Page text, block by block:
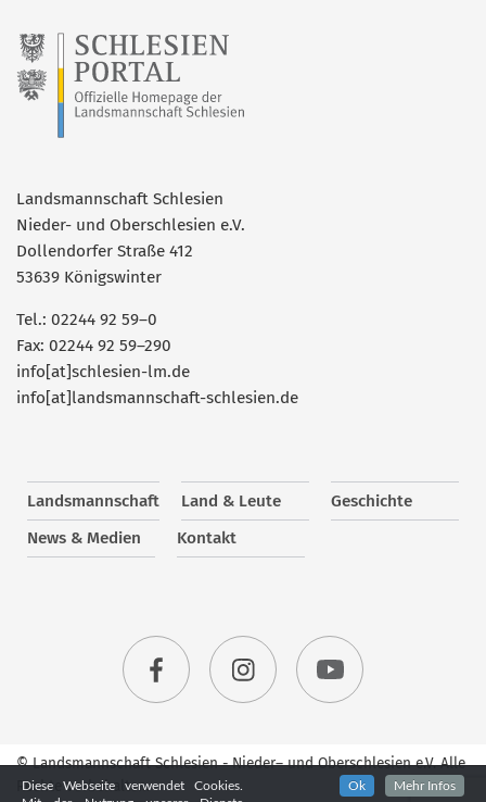
Landsmannschaft Schlesien
Nieder- und Oberschlesien e.V.
Dollendorfer Straße 412
53639 Königswinter
Tel.: 02244 92 59–0
Fax: 02244 92 59–290
info[at]schlesien-lm.de
info[at]landsmannschaft-schlesien.de
Landsmannschaft Land & Leute
Geschichte
News & Medien
Kontakt
© Landsmannschaft Schlesien - Nieder– und Oberschlesien e.V. Alle
Rechte vorbehalten.
Diese Webseite verwendet Cookies.
Ok Mehr Infos